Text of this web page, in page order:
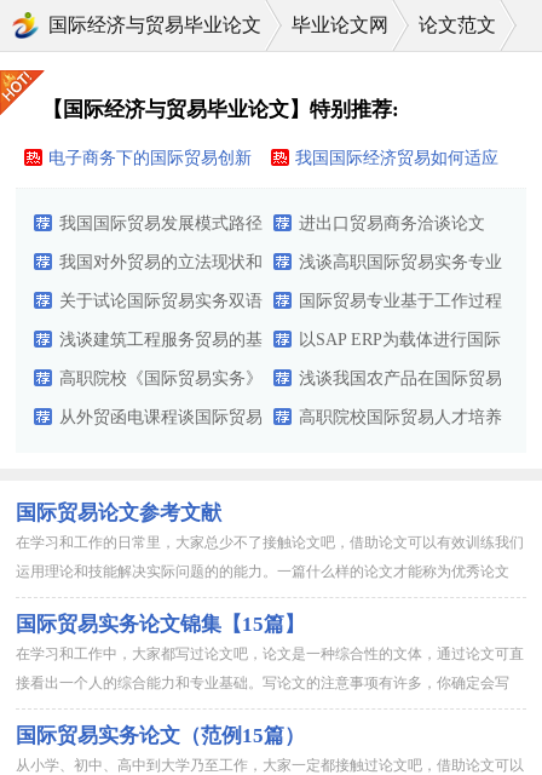
国际经济与贸易毕业论文 毕业论文网 论文范文
国际经济与贸易毕业论文
【国际经济与贸易毕业论文】特别推荐:
电子商务下的国际贸易创新
我国国际经济贸易如何适应
我国国际贸易发展模式路径
分析国际贸易毕业论文
进出口贸易商务洽谈论文
我国对外贸易的立法现状和
完善途径研究的论文
浅谈高职国际贸易实务专业
顶岗实习教学体系探析的论
文
关于试论国际贸易实务双语
教学的教育理论论文
国际贸易专业基于工作过程
的双语教学模式探讨的论文
浅谈建筑工程服务贸易的基
本原则分析论文
以SAP ERP为载体进行国际
贸易实务教学探讨论文
高职院校《国际贸易实务》
课程教学改革初探毕业论文
浅谈我国农产品在国际贸易
的发展及前景国际贸易毕业
从外贸函电课程谈国际贸易 高职院校国际贸易人才培养
国际贸易论文参考文献
在学习和工作的日常里，大家总少不了接触论文吧，借助论文可以有效训练我们
运用理论和技能解决实际问题的的能力。一篇什么样的论文才能称为优秀论文
呢？下面是小编整理的国际贸易论文参考文献，仅供参考，大家一起来...
国际贸易实务论文锦集【15篇】
在学习和工作中，大家都写过论文吧，论文是一种综合性的文体，通过论文可直
接看出一个人的综合能力和专业基础。写论文的注意事项有许多，你确定会写
吗？以下是小编帮大家整理的国际贸易实务论文，希望能够帮助到大家...
国际贸易实务论文（范例15篇）
从小学、初中、高中到大学乃至工作，大家一定都接触过论文吧，借助论文可以